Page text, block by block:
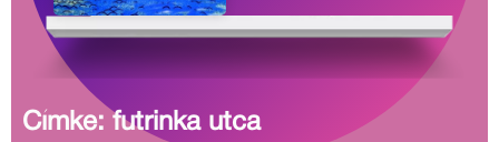
Címke: futrinka utca